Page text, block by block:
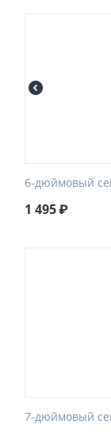
6-дюймовый
1 495₽
7-дюймовый